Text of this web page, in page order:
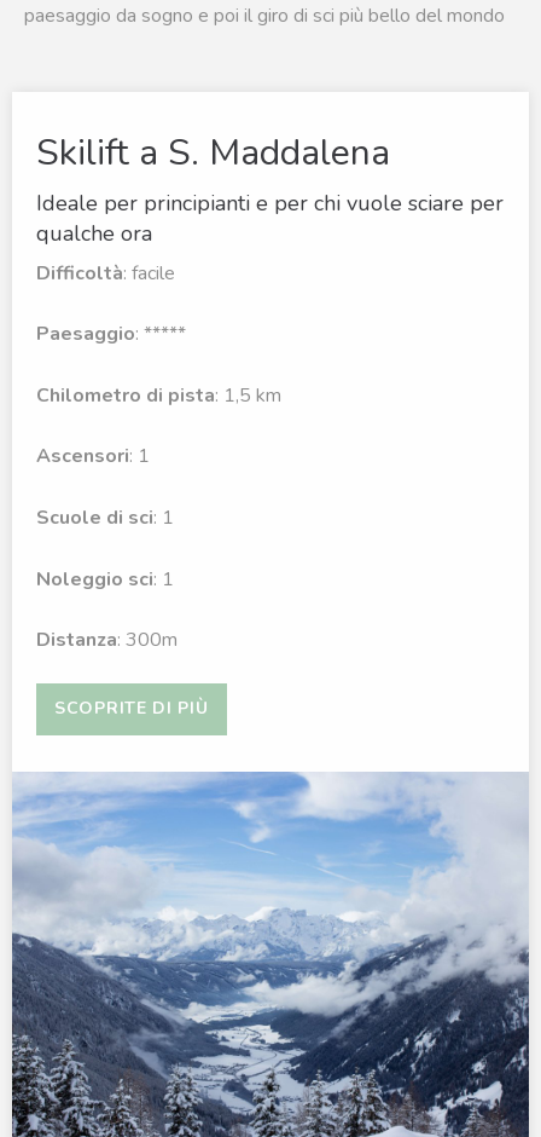
paesaggio da sogno e poi il giro di sci più bello del mondo
Skilift a S. Maddalena
Ideale per principianti e per chi vuole sciare per
qualche ora
Difficoltà: facile
Paesaggio: *****
Chilometro di pista: 1,5 km
Ascensori: 1
Scuole di sci: 1
Noleggio sci: 1
Distanza: 300m
SCOPRITE DI PIÙ